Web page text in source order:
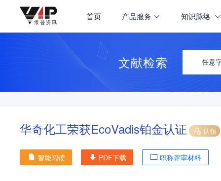
首页 产品服务 知识脉络
文献检索 任意
华奇化工荣获EcoVadis铂金认证 认领
智能阅读 PDF下载 职称评审材料